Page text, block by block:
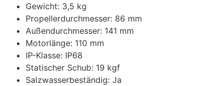
Gewicht: 3,5 kg
Propellerdurchmesser: 86 mm
Außendurchmesser: 141 mm
Motorlänge: 110 mm
IP-Klasse: IP68
Statischer Schub: 19 kgf
Salzwasserbeständig: Ja